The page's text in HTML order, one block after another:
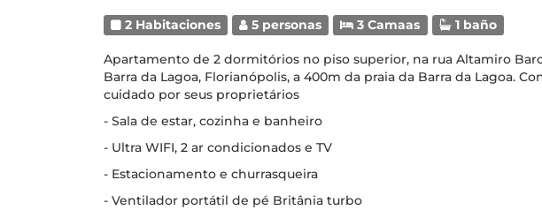
2 Habitaciones 5 personas 3 Camaas 1 baño
Apartamento de 2 dormitórios no piso superior, na rua Altamiro
Barra da Lagoa, Florianópolis, a 400m da praia da Barra da Lagoa.
cuidado por seus proprietários
- Sala de estar, cozinha e banheiro
- Ultra WIFI, 2 ar condicionados e TV
- Estacionamento e churrasqueira
- Ventilador portátil de pé Britânia turbo